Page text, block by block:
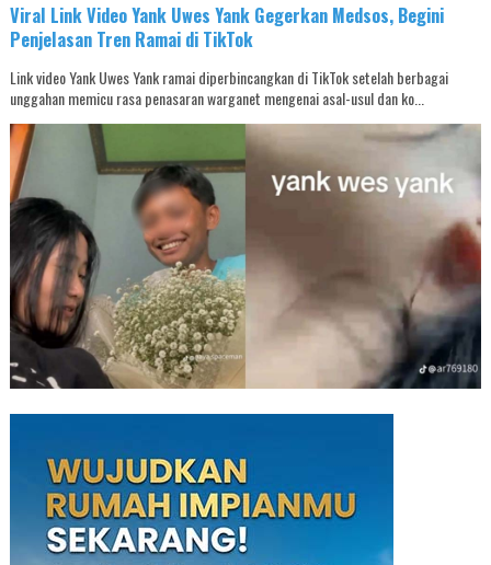
Viral Link Video Yank Uwes Yank Gegerkan Medsos, Begini
Penjelasan Tren Ramai di TikTok
Link video Yank Uwes Yank ramai diperbincangkan di TikTok setelah berbagai
unggahan memicu rasa penasaran warganet mengenai asal-usul dan ko...